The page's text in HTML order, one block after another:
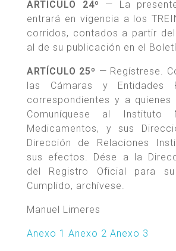
ARTÍCULO 24º — La
entrará en vigencia a los
corridos, contados a partir
al de su publicación en el
ARTÍCULO 25º — Regístrese.
las Cámaras y Entidades
correspondientes y a quienes
Comuníquese al Instituto
Medicamentos, y sus
Dirección de Relaciones
sus efectos. Dése a la
del Registro Oficial para su
Cumplido, archívese.
Manuel Limeres
Anexo 1 Anexo 2 Anexo 3